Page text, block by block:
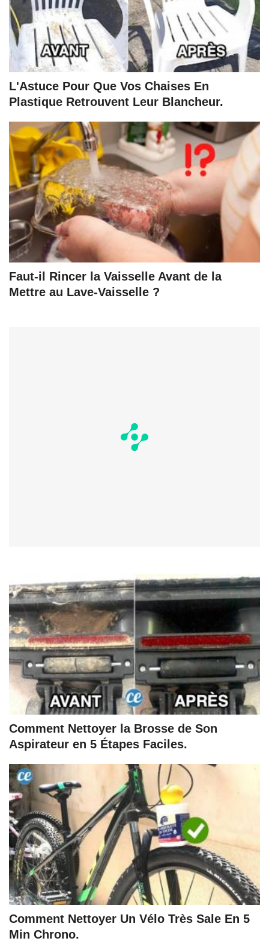
L'Astuce Pour Que Vos Chaises En
Plastique Retrouvent Leur Blancheur.
Faut-il Rincer la Vaisselle Avant de la
Mettre au Lave-Vaisselle ?
Comment Nettoyer la Brosse de Son
Aspirateur en 5 Étapes Faciles.
Comment Nettoyer Un Vélo Très Sale En 5
Min Chrono.